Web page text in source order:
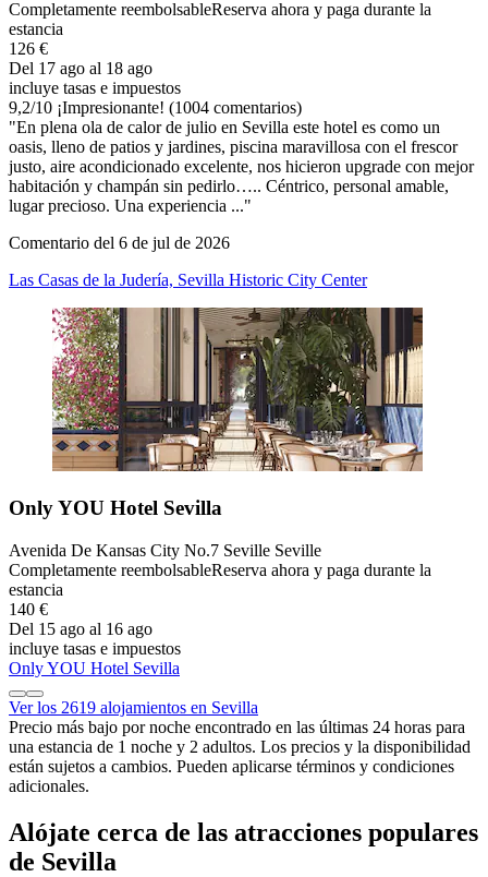
Completamente reembolsableReserva ahora y paga durante la
estancia
126 €
Del 17 ago al 18 ago
incluye tasas e impuestos
9,2/10 ¡Impresionante! (1004 comentarios)
"En plena ola de calor de julio en Sevilla este hotel es como un
oasis, lleno de patios y jardines, piscina maravillosa con el frescor
justo, aire acondicionado excelente, nos hicieron upgrade con mejor
habitación y champán sin pedirlo….. Céntrico, personal amable,
lugar precioso. Una experiencia ..."
Comentario del 6 de jul de 2026
Las Casas de la Judería, Sevilla Historic City Center
Only YOU Hotel Sevilla
Avenida De Kansas City No.7 Seville Seville
Completamente reembolsableReserva ahora y paga durante la
estancia
140 €
Del 15 ago al 16 ago
incluye tasas e impuestos
Only YOU Hotel Sevilla
Ver los 2619 alojamientos en Sevilla
Precio más bajo por noche encontrado en las últimas 24 horas para
una estancia de 1 noche y 2 adultos. Los precios y la disponibilidad
están sujetos a cambios. Pueden aplicarse términos y condiciones
adicionales.
Alójate cerca de las atracciones populares
de Sevilla